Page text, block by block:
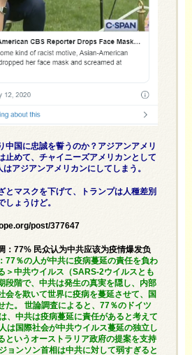
中国に忠誠を誓うのか？アジアンアメリ
止めて、チャイニーズアメリカンとして
アジアンアメリカンにしてしまう。
とマスクを下げて、トランプは人種差別
しょうけど。
post/377647
：77% 民众认为中共应该为疫情爆发负
77％の人が中共に疫病蔓延の責任を負わ
＞中共ウイルス（SARS-2ウイルスとも
段階で、中共は発生の真実を隠し、内部
会を欺いて世界に疫病を蔓延させて、国
た。 世論調査によると、77％のドイツ
、中共は疫病蔓延に責任があると考えて
は国際社会が中共ウイルス蔓延の独立し
というオーストラリア政府の提案を支持
ョンソン首相は中共に対して弱すぎると